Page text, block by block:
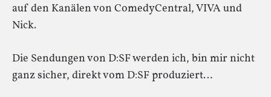
auf den Kanälen von ComedyCentral, VIVA und
Nick.
Die Sendungen von D:SF werden ich, bin mir nicht
ganz sicher, direkt vom D:SF produziert…